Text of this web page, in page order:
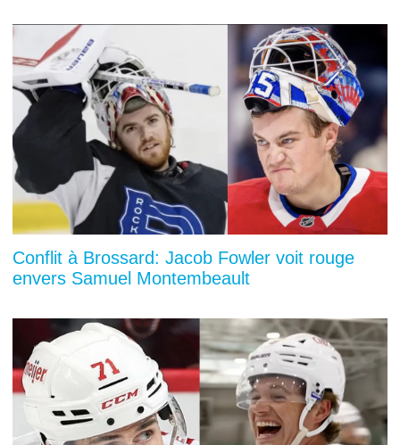
Conflit à Brossard: Jacob Fowler voit rouge
envers Samuel Montembeault